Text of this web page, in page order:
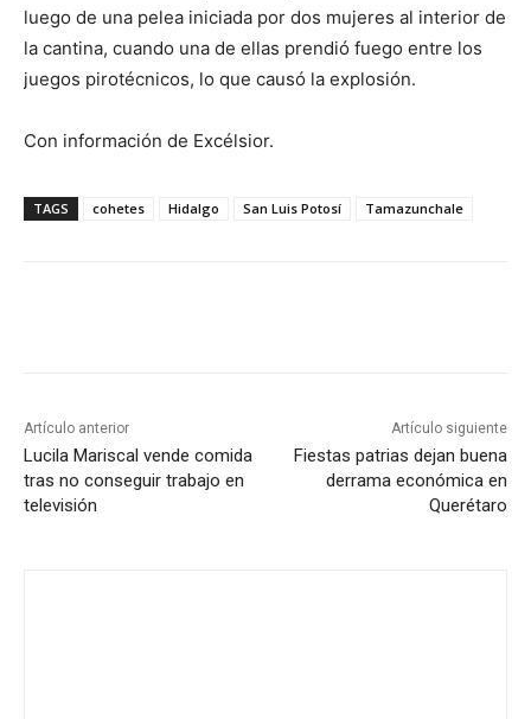
luego de una pelea iniciada por dos mujeres al interior de
la cantina, cuando una de ellas prendió fuego entre los
juegos pirotécnicos, lo que causó la explosión.
Con información de Excélsior.
TAGS cohetes Hidalgo San Luis Potosí Tamazunchale
Artículo anterior
Lucila Mariscal vende comida
tras no conseguir trabajo en
televisión
Artículo siguiente
Fiestas patrias dejan buena
derrama económica en
Querétaro